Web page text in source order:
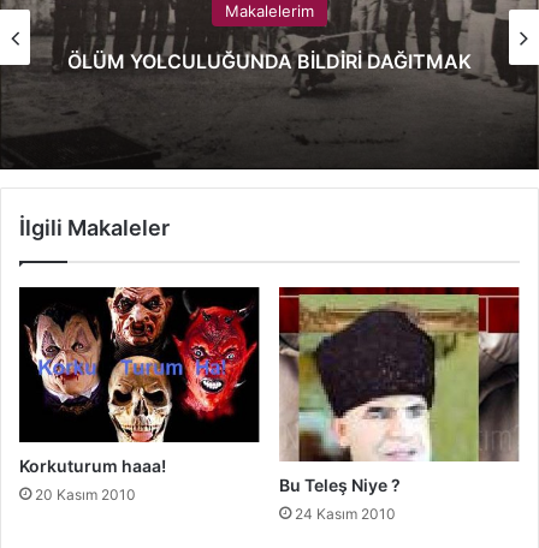
Makalelerim
ÖLÜM YOLCULUĞUNDA BİLDİRİ DAĞITMAK
İlgili Makaleler
Korkuturum haaa!
20 Kasım 2010 Bu Teleş Niye ?
24 Kasım 2010